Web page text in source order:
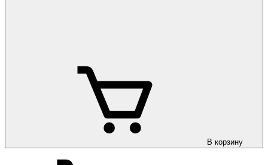
В корзину